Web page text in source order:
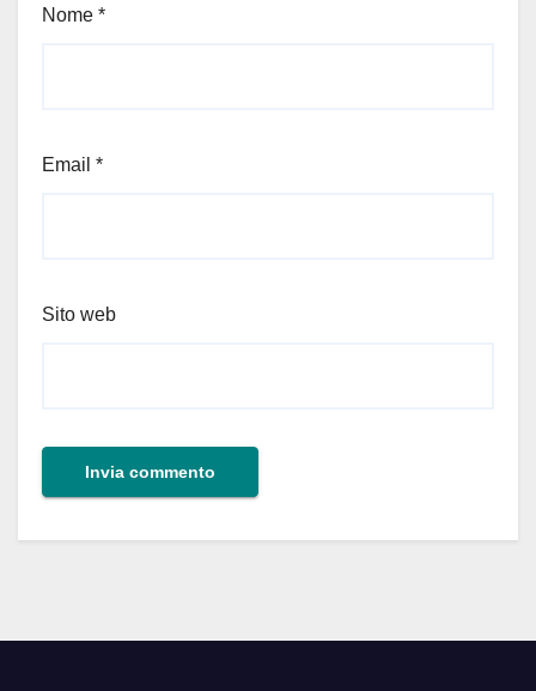
Nome *
Email *
Sito web